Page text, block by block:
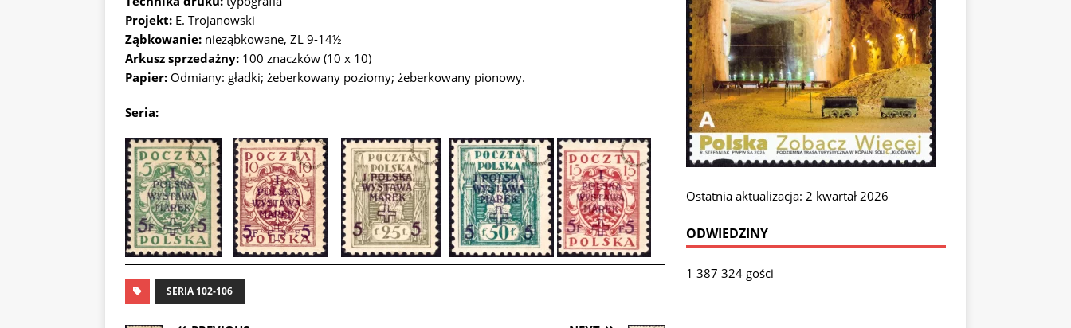
Projekt: E. Trojanowski
Ząbkowanie: nieząbkowane, ZL 9-14½
Arkusz sprzedażny: 100 znaczków (10 x 10)
Papier: Odmiany: gładki; żeberkowany poziomy; żeberkowany pionowy.
Seria:
SERIA 102-106
Ostatnia aktualizacja: 2 kwartał 2026
ODWIEDZINY
1 387 324 gości